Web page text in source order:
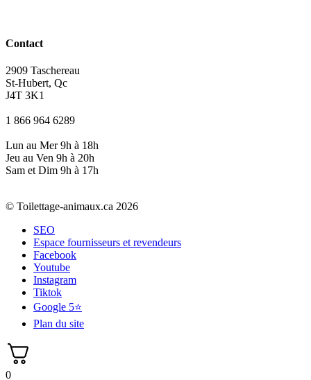
Contact
2909 Taschereau
St-Hubert, Qc
J4T 3K1
1 866 964 6289
Lun au Mer 9h à 18h
Jeu au Ven 9h à 20h
Sam et Dim 9h à 17h
© Toilettage-animaux.ca 2026
SEO
Espace fournisseurs et revendeurs
Facebook
Youtube
Instagram
Tiktok
Google 5⭐
Plan du site
0